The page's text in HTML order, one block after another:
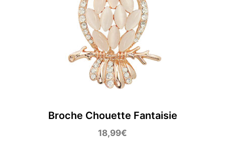
Broche Chouette Fantaisie
18,99€